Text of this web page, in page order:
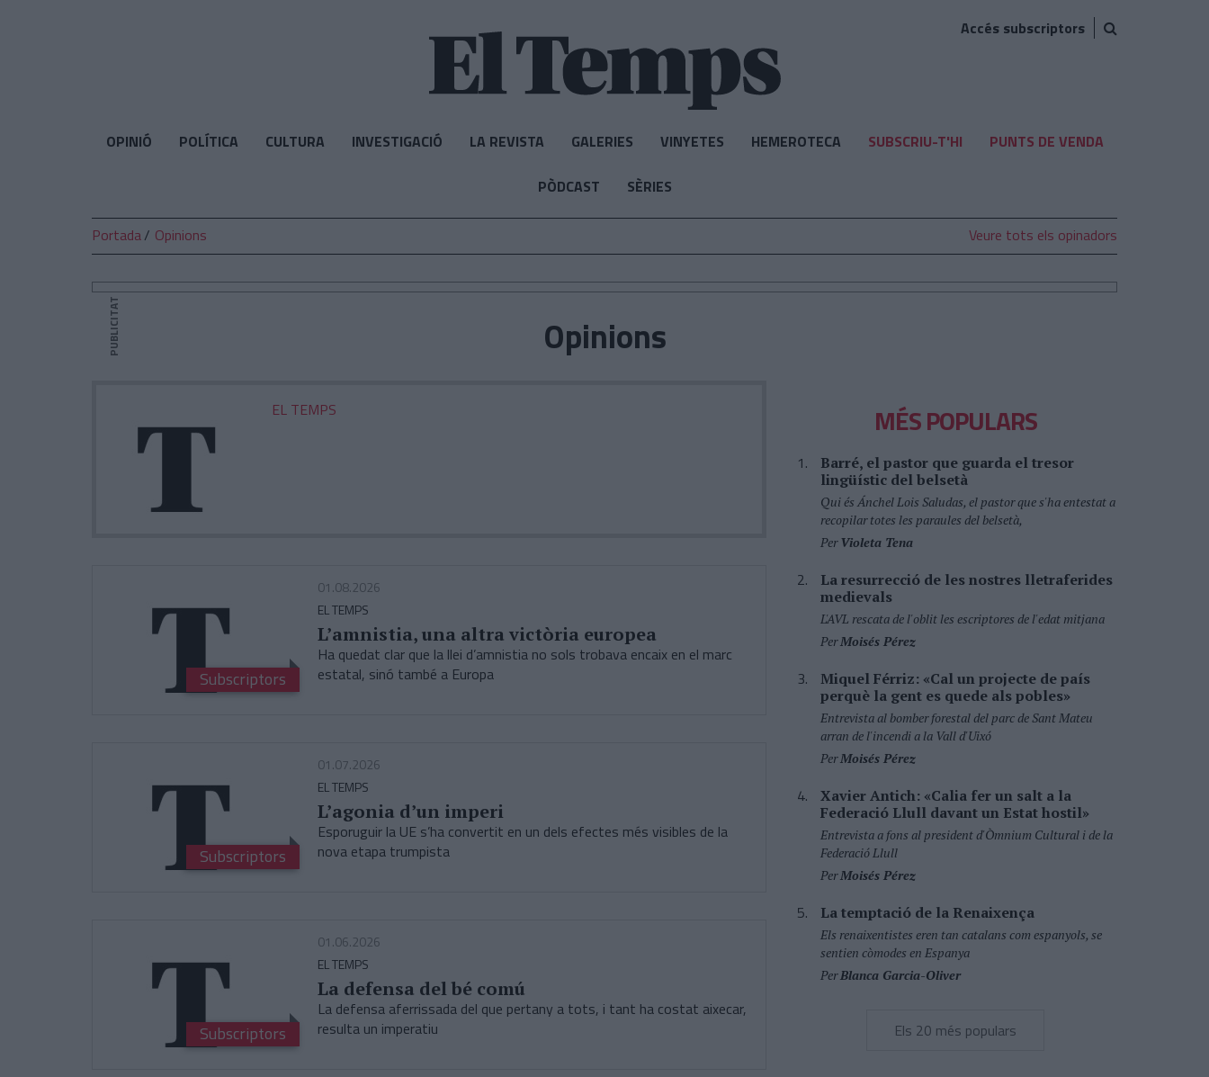
Accés subscriptors
OPINIÓ POLÍTICA CULTURA INVESTIGACIÓ LA REVISTA GALERIES VINYETES HEMEROTECA SUBSCRIU-T'HI PUNTS DE VENDA
PÒDCAST SÈRIES
Portada Opinions Veure tots els opinadors
PUBLICITAT Opinions
EL TEMPS
Subscriptors
01.08.2026
EL TEMPS
L’amnistia, una altra victòria europea
Ha quedat clar que la llei d’amnistia no sols trobava encaix en el marc
estatal, sinó també a Europa
Subscriptors
01.07.2026
EL TEMPS
L’agonia d’un imperi
Esporuguir la UE s’ha convertit en un dels efectes més visibles de la
nova etapa trumpista
Subscriptors
01.06.2026
EL TEMPS
La defensa del bé comú
La defensa aferrissada del que pertany a tots, i tant ha costat aixecar,
resulta un imperatiu
MÉS POPULARS
Barré, el pastor que guarda el tresor
lingüístic del belsetà
Qui és Ánchel Lois Saludas, el pastor que s'ha entestat a
recopilar totes les paraules del belsetà,
PerVioleta Tena
La resurrecció de les nostres lletraferides
medievals
L'AVL rescata de l'oblit les escriptores de l'edat mitjana
PerMoisés Pérez
Miquel Férriz: «Cal un projecte de país
perquè la gent es quede als pobles»
Entrevista al bomber forestal del parc de Sant Mateu
arran de l'incendi a la Vall d'Uixó
PerMoisés Pérez
Xavier Antich: «Calia fer un salt a la
Federació Llull davant un Estat hostil»
Entrevista a fons al president d'Òmnium Cultural i de la
Federació Llull
PerMoisés Pérez
La temptació de la Renaixença
Els renaixentistes eren tan catalans com espanyols, se
sentien còmodes en Espanya
PerBlanca Garcia-Oliver
Els 20 més populars